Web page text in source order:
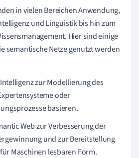
in vielen Bereichen Anwendung,
und Linguistik bis hin zum
Hier sind einige
semantische Netze genutzt werden
zur Modellierung des
oder
basieren.
Web zur Verbesserung der
und zur Bereitstellung
Maschinen lesbaren Form.